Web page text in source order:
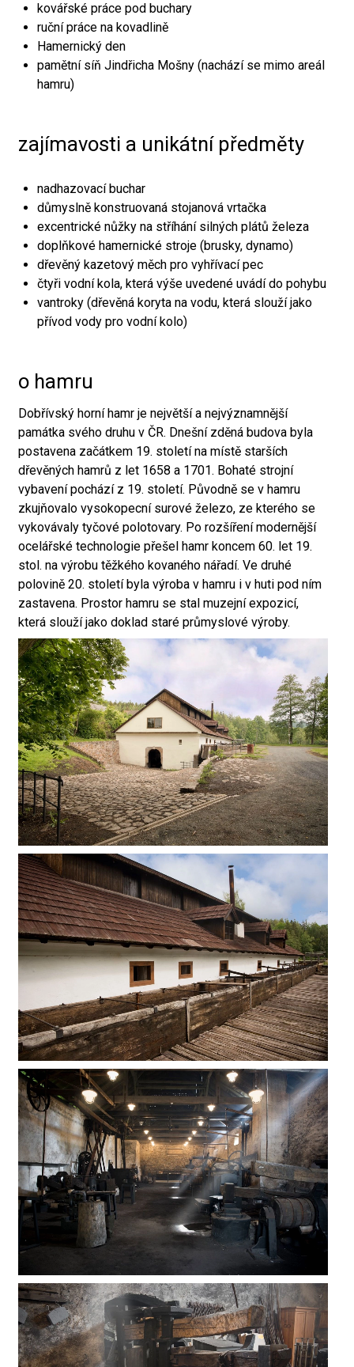
kovářské práce pod buchary
ruční práce na kovadlině
Hamernický den
pamětní síň Jindřicha Mošny (nachází se mimo areál
hamru)
zajímavosti a unikátní předměty
nadhazovací buchar
důmyslně konstruovaná stojanová vrtačka
excentrické nůžky na stříhání silných plátů železa
doplňkové hamernické stroje (brusky, dynamo)
dřevěný kazetový měch pro vyhřívací pec
čtyři vodní kola, která výše uvedené uvádí do pohybu
vantroky (dřevěná koryta na vodu, která slouží jako
přívod vody pro vodní kolo)
o hamru
Dobřívský horní hamr je největší a nejvýznamnější
památka svého druhu v ČR. Dnešní zděná budova byla
postavena začátkem 19. století na místě starších
dřevěných hamrů z let 1658 a 1701. Bohaté strojní
vybavení pochází z 19. století. Původně se v hamru
zkujňovalo vysokopecní surové železo, ze kterého se
vykovávaly tyčové polotovary. Po rozšíření modernější
ocelářské technologie přešel hamr koncem 60. let 19.
stol. na výrobu těžkého kovaného nářadí. Ve druhé
polovině 20. století byla výroba v hamru i v huti pod ním
zastavena. Prostor hamru se stal muzejní expozicí,
která slouží jako doklad staré průmyslové výroby.